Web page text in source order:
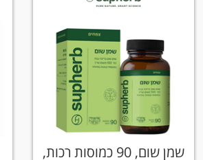
שמן שום, 90 כמוסות רכות,